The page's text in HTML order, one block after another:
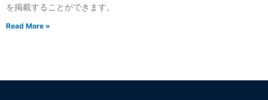
を掲載することができます。
Read More »